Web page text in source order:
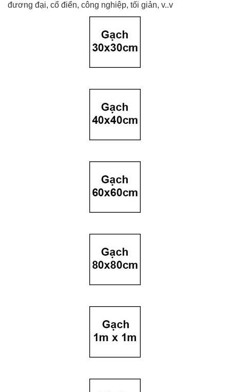
đương đại, cổ điển, công nghiệp, tối giản, v..v